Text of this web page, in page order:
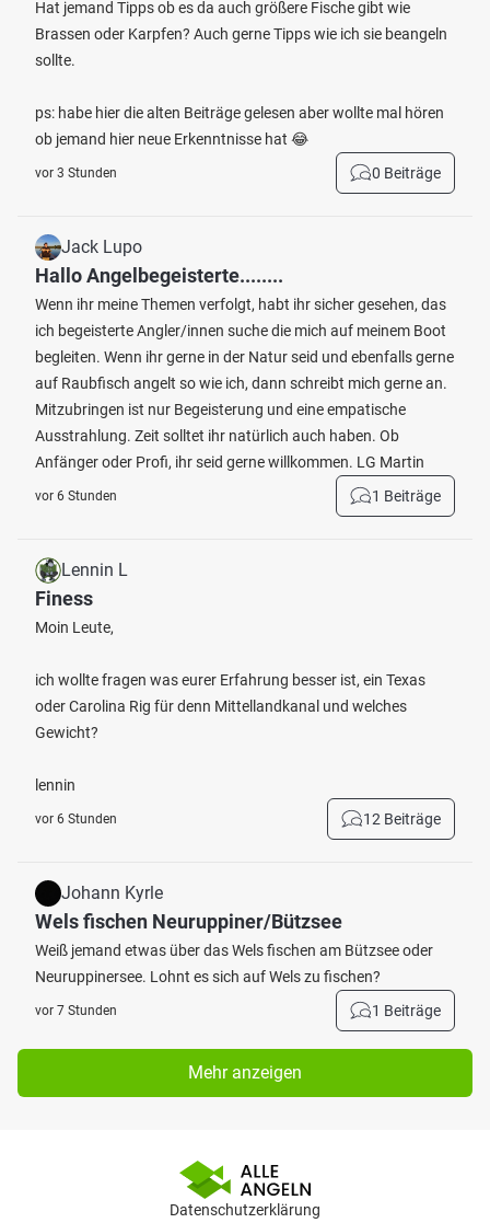
Hat jemand Tipps ob es da auch größere Fische gibt wie
Brassen oder Karpfen? Auch gerne Tipps wie ich sie beangeln
sollte.
ps: habe hier die alten Beiträge gelesen aber wollte mal hören
ob jemand hier neue Erkenntnisse hat 😂
vor 3 Stunden 0 Beiträge
Jack Lupo
Hallo Angelbegeisterte........
Wenn ihr meine Themen verfolgt, habt ihr sicher gesehen, das
ich begeisterte Angler/innen suche die mich auf meinem Boot
begleiten. Wenn ihr gerne in der Natur seid und ebenfalls gerne
auf Raubfisch angelt so wie ich, dann schreibt mich gerne an.
Mitzubringen ist nur Begeisterung und eine empatische
Ausstrahlung. Zeit solltet ihr natürlich auch haben. Ob
Anfänger oder Profi, ihr seid gerne willkommen. LG Martin
vor 6 Stunden 1 Beiträge
Lennin L
Finess
Moin Leute,
ich wollte fragen was eurer Erfahrung besser ist, ein Texas
oder Carolina Rig für denn Mittellandkanal und welches
Gewicht?
lennin
vor 6 Stunden 12 Beiträge
Johann Kyrle
Wels fischen Neuruppiner/Bützsee
Weiß jemand etwas über das Wels fischen am Bützsee oder
Neuruppinersee. Lohnt es sich auf Wels zu fischen?
vor 7 Stunden 1 Beiträge
Mehr anzeigen
Datenschutzerklärung